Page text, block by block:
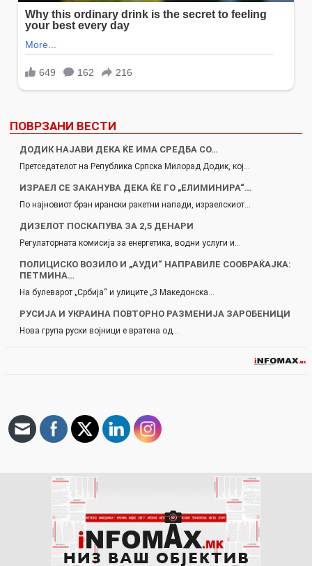
ПОВРЗАНИ ВЕСТИ
ДОДИК НАЈАВИ ДЕКА ЌЕ ИМА СРЕДБА СО…
Претседателот на Република Српска Милорад Додик, кој…
ИЗРАЕЛ СЕ ЗАКАНУВА ДЕКА ЌЕ ГО „ЕЛИМИНИРА“…
По најновиот бран ирански ракетни напади, израелскиот…
ДИЗЕЛОТ ПОСКАПУВА ЗА 2,5 ДЕНАРИ
Регулаторната комисија за енергетика, водни услуги и…
ПОЛИЦИСКО ВОЗИЛО И „АУДИ“ НАПРАВИЛЕ СООБРАЌАЈКА:
ПЕТМИНА…
На булеварот „Србија“ и улиците „3 Македонска…
РУСИЈА И УКРАИНА ПОВТОРНО РАЗМЕНИЈА ЗАРОБЕНИЦИ
Нова група руски војници е вратена од…